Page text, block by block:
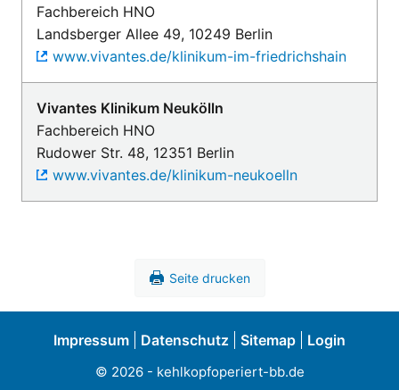
Fachbereich HNO
Landsberger Allee 49, 10249 Berlin
www.vivantes.de/klinikum-im-friedrichshain
Vivantes Klinikum Neukölln
Fachbereich HNO
Rudower Str. 48, 12351 Berlin
www.vivantes.de/klinikum-neukoelln
Seite drucken
Impressum Datenschutz Sitemap Login
© 2026- kehlkopfoperiert-bb.de